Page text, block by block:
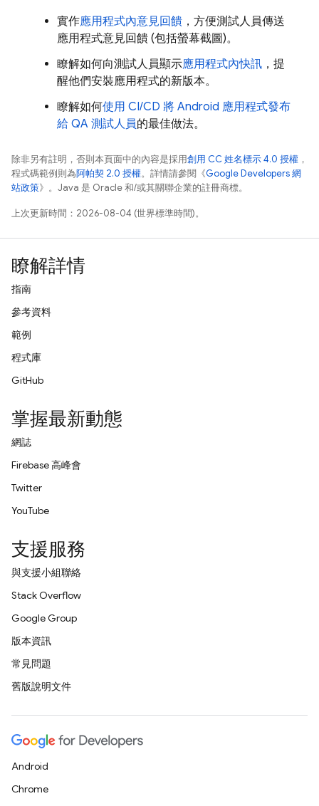
實作應用程式內意見回饋 ，方便測試人員傳送
應用程式意見回饋 (包括螢幕截圖)。
瞭解如何向測試人員顯示應用程式內快訊 ，提
醒他們安裝應用程式的新版本。
瞭解如何使用 CI/CD 將 Android 應用程式發布
給 QA 測試人員的最佳做法。
除非另有註明，否則本頁面中的內容是採用創用 CC 姓名標示 4.0 授權 ，
程式碼範例則為阿帕契 2.0 授權。詳情請參閱《Google Developers 網
站政策》。Java 是 Oracle 和/或其關聯企業的註冊商標。
上次更新時間：2026-08-04 (世界標準時間)。
瞭解詳情
指南
參考資料
範例
程式庫
GitHub
掌握最新動態
網誌
Firebase 高峰會
Twitter
YouTube
支援服務
與支援小組聯絡
Stack Overflow
Google Group
版本資訊
常見問題
舊版說明文件
Android
Chrome